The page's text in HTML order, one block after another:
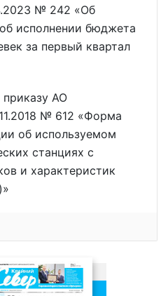
№ 242 «Об
исполнении бюджета
за первый квартал
АО
№ 612 «Форма
об используемом
станциях с
и характеристик